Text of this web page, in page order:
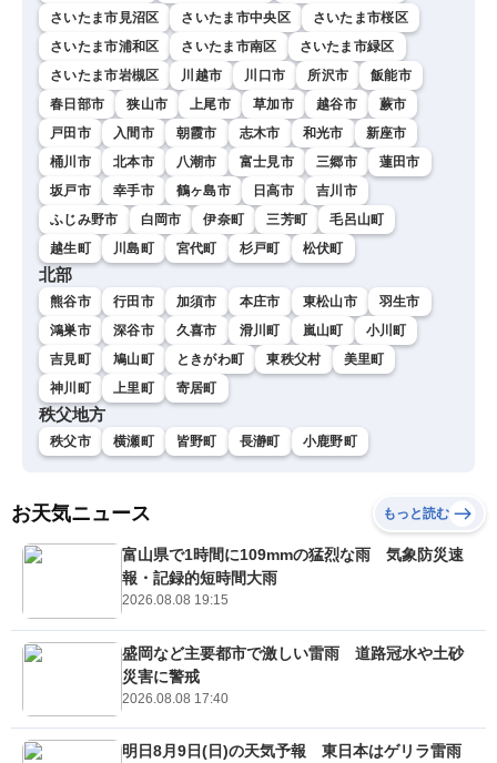
さいたま市見沼区 さいたま市中央区
さいたま市桜区
さいたま市浦和区
さいたま市南区
さいたま市緑区
さいたま市岩槻区
川越市 川口市 所沢市
飯能市
春日部市
狭山市 上尾市 草加市 越谷市
蕨市
戸田市
入間市 朝霞市 志木市 和光市
新座市
桶川市
北本市 八潮市 富士見市 三郷市
蓮田市
坂戸市
幸手市 鶴ヶ島市 日高市
吉川市
ふじみ野市
白岡市 伊奈町 三芳町
毛呂山町
越生町
川島町 宮代町 杉戸町 松伏町
北部
熊谷市 行田市 加須市 本庄市 東松山市
羽生市
鴻巣市
深谷市 久喜市 滑川町 嵐山町
小川町
吉見町
鳩山町 ときがわ町 東秩父村
美里町
神川町
上里町 寄居町
秩父地方
秩父市 横瀬町 皆野町 長瀞町 小鹿野町
お天気ニュース もっと読む
富山県で1時間に109mmの猛烈な雨 気象防災速
報・記録的短時間大雨
2026.08.08 19:15
盛岡など主要都市で激しい雷雨 道路冠水や土砂
災害に警戒
2026.08.08 17:40
明日8月9日(日)の天気予報 東日本はゲリラ雷雨